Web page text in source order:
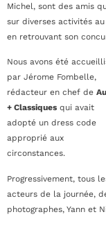
Michel, sont des amis
sur diverses activités au
en retrouvant son
Nous avons été
par Jérome Fombelle,
rédacteur en chef de
+ Classiques qui avait
adopté un dress code
approprié aux
circonstances.
Progressivement, tous
acteurs de la journée,
photographes, Yann et